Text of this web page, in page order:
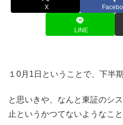
X
LINE
１0月1日ということで、下半
と思いきや、なんと東証のシ
止というかつてないようなこ